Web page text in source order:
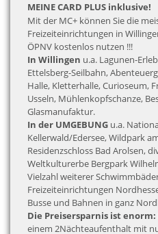
MEINE CARD PLUS inklusive!
Mit der MC+ können Sie die
Freizeiteinrichtungen in
ÖPNV kostenlos nutzen !!!
In Willingen u.a. Lagunen-
Ettelsberg-Seilbahn,
Halle, Kletterhalle, Curioseum,
Usseln, Mühlenkopfschanze,
Glasmanufaktur.
In der UMGEBUNG u.a.
Kellerwald/Edersee, Wildpark
Residenzschloss Bad Arolsen,
Weltkulturerbe Bergpark
Vielzahl weiterer
Freizeiteinrichtungen
Busse und Bahnen in ganz
Die Preisersparnis ist enorm:
einem 2Nächteaufenthalt mit